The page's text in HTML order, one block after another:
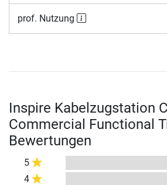
prof. Nutzung
Inspire Kabelzugstation
Commercial Functional
Bewertungen
5
4